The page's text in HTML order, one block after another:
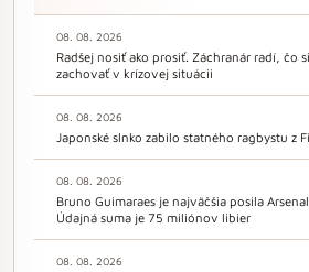
08. 08. 2026
Radšej nosiť ako prosiť. Záchranár radí, čo
zachovať v krízovej situácii
08. 08. 2026
Japonské slnko zabilo statného ragbystu z
08. 08. 2026
Bruno Guimaraes je najväčšia posila
Údajná suma je 75 miliónov libier
08. 08. 2026